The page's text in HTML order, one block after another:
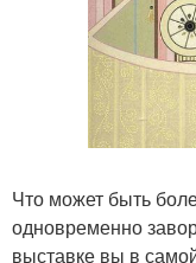
Что может быть
одновременно
выставке вы в